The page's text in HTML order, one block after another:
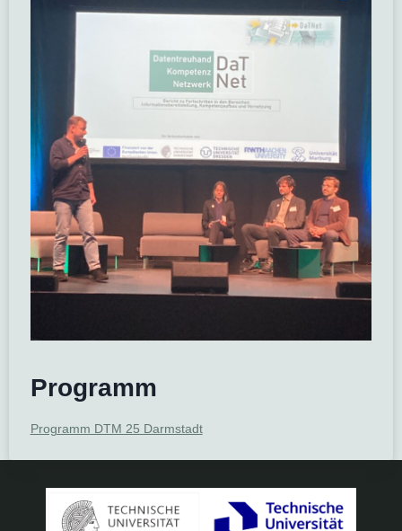
Programm
Programm DTM 25 Darmstadt